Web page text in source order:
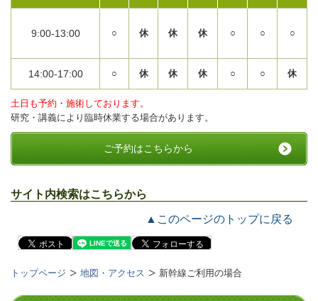
9:00-13:00 ○ 休 休 休 ○ ○ ○
14:00-17:00 ○ 休 休 休 ○ ○ 休
土日も予約・施術しております。
研究・講義により臨時休業する場合があります。
ご予約はこちらから
サイト内検索はこちらから
▲このページのトップに戻る
トップページ 地図・アクセス 新幹線ご利用の場合